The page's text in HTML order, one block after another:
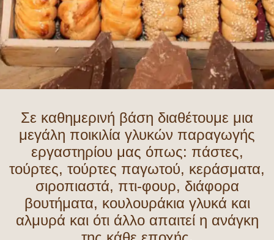
Σε καθημερινή βάση διαθέτουμε μια
μεγάλη ποικιλία γλυκών παραγωγής
εργαστηρίου μας όπως: πάστες,
τούρτες, τούρτες παγωτού, κεράσματα,
σιροπιαστά, πτι-φουρ, διάφορα
βουτήματα, κουλουράκια γλυκά και
αλμυρά και ότι άλλο απαιτεί η ανάγκη